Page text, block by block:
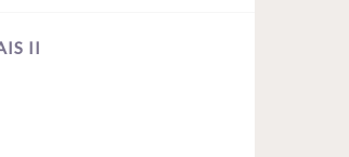
II